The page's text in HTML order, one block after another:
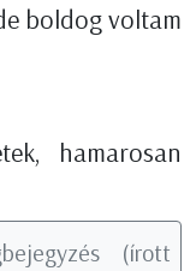
boldog voltam
hamarosan
(írott